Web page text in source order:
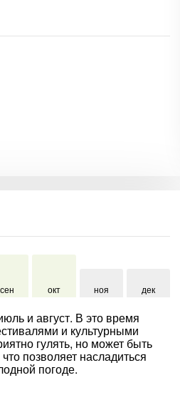
сен окт ноя дек
и август. В это время
и культурными
гулять, но может быть
позволяет насладиться
погоде.